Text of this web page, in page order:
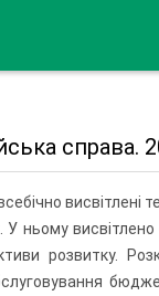
справа.
ньому
розвитку.